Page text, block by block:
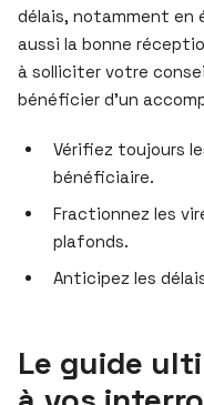
délais, notamment
aussi la bonne
à solliciter votre
bénéficier d’un
Vérifiez toujours
bénéficiaire.
Fractionnez les
plafonds.
Anticipez les
Le guide